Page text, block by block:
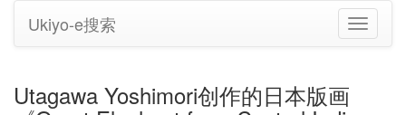
切
换
Ukiyo-e搜索
Utagawa Yoshimori创作的日本版画